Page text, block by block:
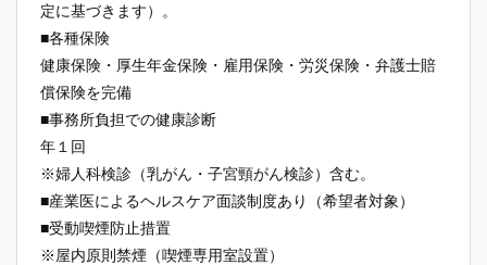
定に基づきます）。
■各種保険
健康保険・厚生年金保険・雇用保険・労災保険・弁護士賠
償保険を完備
■事務所負担での健康診断
年１回
※婦人科検診（乳がん・子宮頸がん検診）含む。
■産業医によるヘルスケア面談制度あり（希望者対象）
■受動喫煙防止措置
※屋内原則禁煙（喫煙専用室設置）